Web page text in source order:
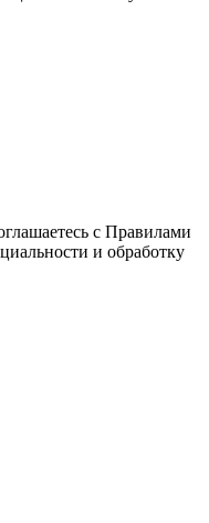
с Правилами
и обработку